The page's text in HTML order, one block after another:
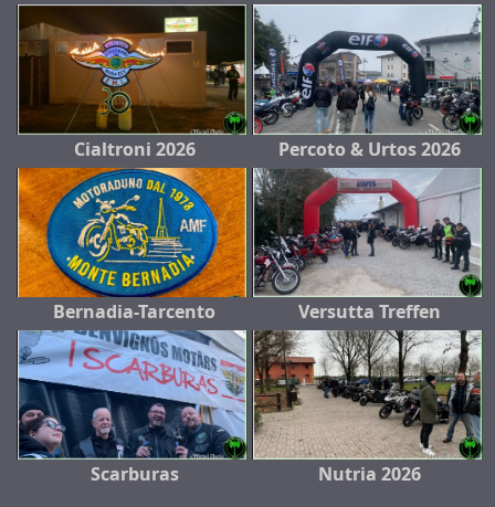
Cialtroni 2026 Percoto & Urtos 2026
Bernadia-Tarcento Versutta Treffen
Scarburas Nutria 2026